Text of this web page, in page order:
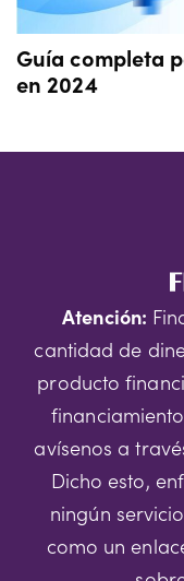
Guía completa
en 2024
Atención:
cantidad de
producto
avísenos a
Dicho esto,
ningún
como un